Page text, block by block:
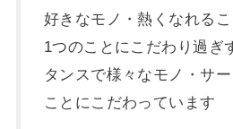
好きなモノ・熱くなれるこ
1つのことにこだわり過ぎ
タンスで様々なモノ・サ
ことにこだわっています